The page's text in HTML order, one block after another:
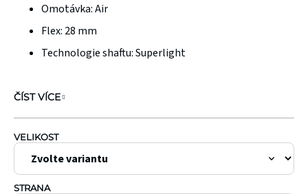
VELIKOST
STRANA
Omotávka:Air
Flex: 28 mm
Technologie shaftu:Superlight
ČÍST VÍCE